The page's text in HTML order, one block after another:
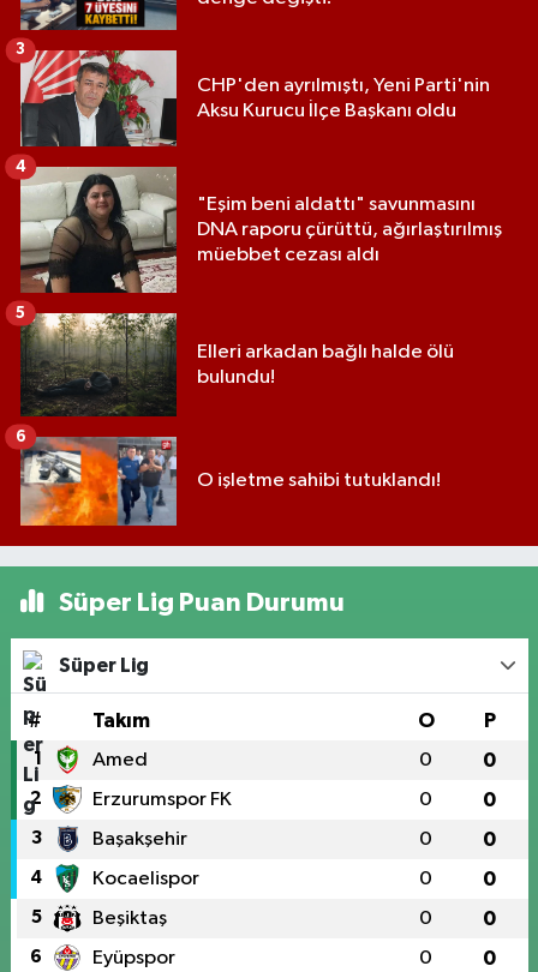
CHP'den ayrılmıştı, Yeni Parti'nin
Aksu Kurucu İlçe Başkanı oldu
3
"Eşim beni aldattı" savunmasını
DNA raporu çürüttü, ağırlaştırılmış
müebbet cezası aldı
4
Elleri arkadan bağlı halde ölü
bulundu!
5
O işletme sahibi tutuklandı!
6
Süper Lig Puan Durumu
Süper Lig
# Takım O P
1 Amed 0 0
2 Erzurumspor FK 0 0
3 Başakşehir 0 0
4 Kocaelispor 0 0
5 Beşiktaş 0 0
6 Eyüpspor 0 0